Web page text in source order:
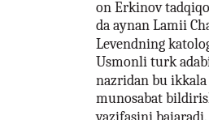
on Erkinov
da aynan Lamii
Levendning
Usmonli turk
nazridan bu
munosabat